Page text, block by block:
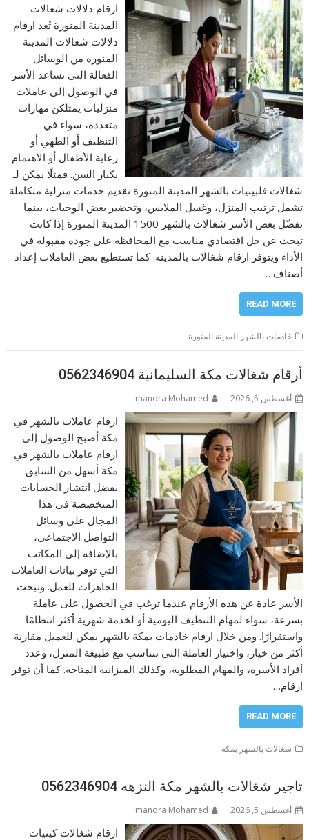
ارقام دلالات شغالات
المدينة المنورة تُعد ارقام
دلالات شغالات المدينة
المنورة من الوسائل
الفعالة التي تساعد الأسر
في الوصول إلى عاملات
منزليات يمتلكن مهارات
متعددة، سواء في
التنظيف أو الطهي أو
رعاية الأطفال أو الاهتمام
بكبار السن. فمثلًا يمكن لـ
شغالات فلبينيات بالشهر المدينة المنورة تقديم خدمات منزلية متكاملة
تشمل ترتيب المنزل، وغسل الملابس، وتحضير بعض الوجبات، بينما
تفضّل بعض الأسر شغالات بالشهر 1500 المدينة المنورة إذا كانت
تبحث عن حل اقتصادي مناسب مع المحافظة على جودة مقبولة في
الأداء ويتوفر ارقام شغالات بالمدينه. كما تستطيع بعض العاملات إعداد
أصناف…
READ MORE
خادمات بالشهر المدينة المنورة
أرقام شغالات مكة السليمانية 0562346904
أغسطس 5, 2026 manora Mohamed
ارقام عاملات بالشهر في
مكة أصبح الوصول إلى
ارقام عاملات بالشهر في
مكة أسهل من السابق
بفضل انتشار الحسابات
المتخصصة في هذا
المجال على وسائل
التواصل الاجتماعي،
بالإضافة إلى المكاتب
التي توفر بيانات العاملات
الجاهزات للعمل. وتبحث
الأسر عادة عن هذه الأرقام عندما ترغب في الحصول على عاملة
بسرعة، سواء لمهام التنظيف اليومية أو لخدمة شهرية أكثر انتظامًا
واستقرارًا. ومن خلال ارقام خادمات بمكة بالشهر يمكن للعميل مقارنة
أكثر من خيار، واختيار العاملة التي تتناسب مع طبيعة المنزل، وعدد
أفراد الأسرة، والمهام المطلوبة، وكذلك الميزانية المتاحة. كما أن توفر
ارقام…
READ MORE
شغالات بالشهر بمكة
تاجير شغالات بالشهر مكة النزهه 0562346904
أغسطس 5, 2026 manora Mohamed
ارقام شغالات كينيات